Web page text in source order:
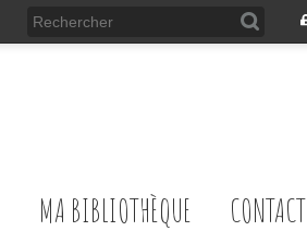
MA BIBLIOTHÈQUE CONTACT